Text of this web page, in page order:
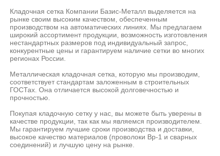
Кладочная сетка Компании Базис-Металл выделяется на
рынке своим высоким качеством, обеспеченным
производством на автоматических линиях. Мы предлагаем
широкий ассортимент продукции, возможность изготовления
нестандартных размеров под индивидуальный запрос,
конкурентные цены и гарантируем наличие сетки во многих
регионах России.
Металлическая кладочная сетка, которую мы производим,
соответствует стандартам заложенным в строительных
ГОСТах. Она отличается высокой долговечностью и
прочностью.
Покупая кладочную сетку у нас, вы можете быть уверены в
качестве продукции, так как мы являемся производителем.
Мы гарантируем лучшие сроки производства и доставки,
высокое качество материалов (проволоки Вр-1 и сварных
соединений) и лучшую цену на рынке.